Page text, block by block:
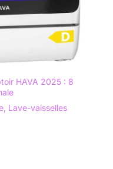
HAVA 2025 : 8
Lave-vaisselles